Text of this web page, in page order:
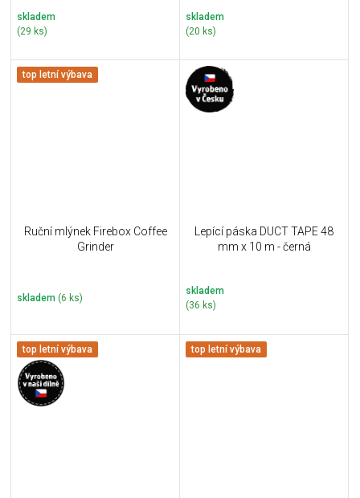
skladem
(29 ks)
skladem
(20 ks)
top letní výbava
Ruční mlýnek Firebox Coffee
Grinder
skladem (6 ks)
Lepící páska DUCT TAPE 48
mm x 10 m - černá
skladem
(36 ks)
top letní výbava top letní výbava